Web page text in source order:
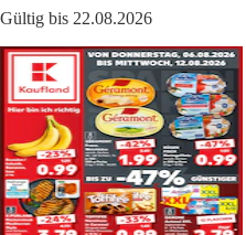
Gültig bis 22.08.2026